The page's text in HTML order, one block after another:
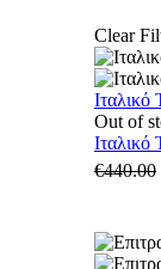
Clear
Out of
€440.00